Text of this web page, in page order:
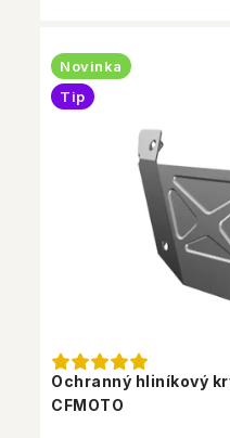
Ochranný hliníkový
CFMOTO
Novinka
Tip